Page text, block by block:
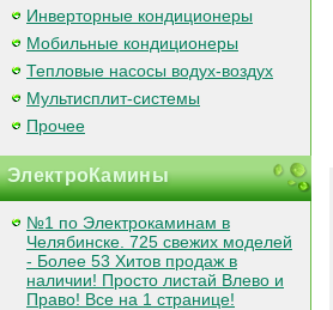
Инверторные кондиционеры
Мобильные кондиционеры
Тепловые насосы водух-воздух
Мультисплит-системы
Прочее
ЭлектроКамины
№1 по Электрокаминам в
Челябинске. 725 свежих моделей
- Более 53 Хитов продаж в
наличии! Просто листай Влево и
Право! Все на 1 странице!